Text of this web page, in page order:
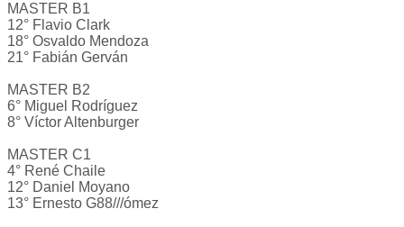
MASTER B1
12° Flavio Clark
18° Osvaldo Mendoza
21° Fabián Gerván
MASTER B2
6° Miguel Rodríguez
8° Víctor Altenburger
MASTER C1
4° René Chaile
12° Daniel Moyano
13° Ernesto G88///ómez